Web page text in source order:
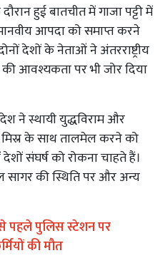
हुई बातचीत में गाजा पट्टी में
आपदा को समाप्त करने
देशों के नेताओं ने अंतरराष्ट्रीय
की आवश्यकता पर भी जोर दिया
ने स्थायी युद्धविराम और
के साथ तालमेल करने को
संघर्ष को रोकना चाहते हैं।
की स्थिति पर और अन्य
पहले पुलिस स्टेशन पर
की मौत